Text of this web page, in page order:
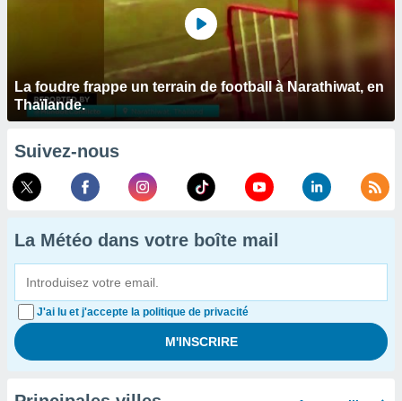
La foudre frappe un terrain de football à Narathiwat, en
Thaïlande.
Suivez-nous
La Météo dans votre boîte mail
J'ai lu et j'accepte la politique de privacité